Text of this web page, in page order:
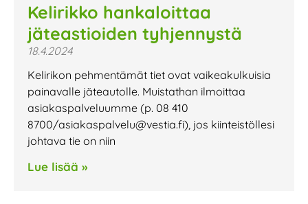
Kelirikko hankaloittaa
jäteastioiden tyhjennystä
18.4.2024
Kelirikon pehmentämät tiet ovat vaikeakulkuisia
painavalle jäteautolle. Muistathan ilmoittaa
asiakaspalveluumme (p. 08 410
8700/asiakaspalvelu@vestia.fi), jos kiinteistöllesi
johtava tie on niin
Lue lisää »